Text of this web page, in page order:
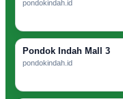
pondokindah.id
Pondok Indah Mall 3
pondokindah.id